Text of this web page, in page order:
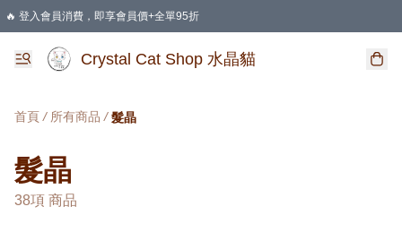
🔥 登入會員消費，即享會員價+全單95折
🛍️ 購物滿HKD 400 即享免運費優惠
Crystal Cat Shop 水晶貓
首頁 / 所有商品 / 髮晶
髮晶
38項 商品